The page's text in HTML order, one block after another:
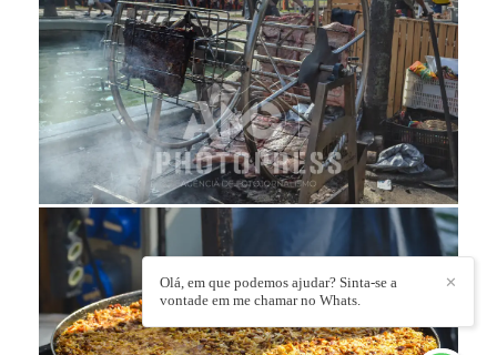
✕
Olá, em que podemos ajudar? Sinta-se a
vontade em me chamar no Whats.